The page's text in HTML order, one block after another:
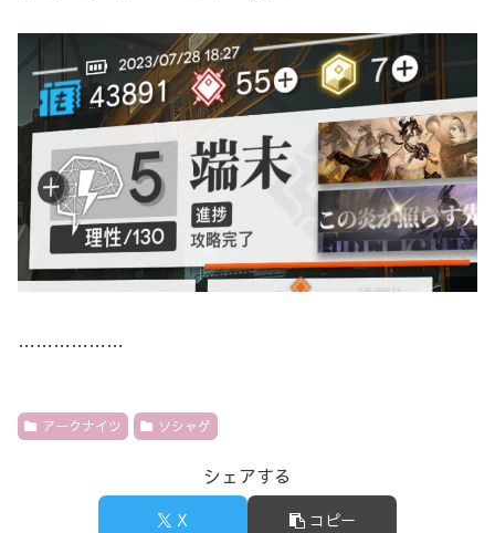
………………
アークナイツ ソシャゲ
シェアする
X コピー